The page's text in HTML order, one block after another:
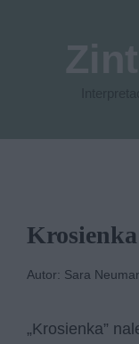
Autor: Sara
„Krosienka”